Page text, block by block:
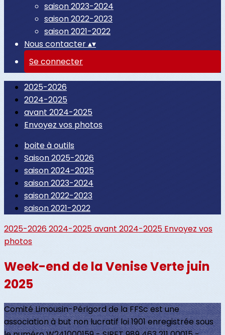
saison 2023-2024
saison 2022-2023
saison 2021-2022
Nous contacter▴▾
Se connecter
2025-2026
2024-2025
avant 2024-2025
Envoyez vos photos
boite à outils
Saison 2025-2026
saison 2024-2025
saison 2023-2024
saison 2022-2023
saison 2021-2022
2025-20262024-2025avant 2024-2025 Envoyez vos
photos
Week-end de la Venise Verte juin
2025
Comité Limousin-Périgord de la FFSc est une
association à but non lucratif loi 1901 enregistrée sous